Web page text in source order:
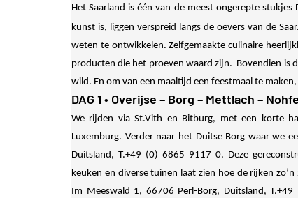
Het Saarland is één van de meest ongerepte
kunst is, liggen verspreid langs de oevers van de Saar.
weten te ontwikkelen. Zelfgemaakte culinaire
producten die het proeven waard zijn. Bovendien is
wild. En om van een maaltijd een feestmaal te
DAG 1 • Overijse – Borg – Mettlach –
We rijden via St.Vith en Bitburg, met een korte
Luxemburg. Verder naar het Duitse Borg waar we
Duitsland, T.+49 (0) 6865 9117 0. Deze
keuken en diverse tuinen laat zien hoe de rijken
Im Meeswald 1, 66706 Perl-Borg, Duitsland,